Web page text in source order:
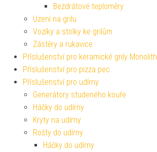
Bezdrátové teploměry
Uzení na grilu
Vozíky a stolky ke grilům
Zástěry a rukavice
Příslušenství pro keramické grily Monolith
Příslušenství pro pizza pec
Příslušenství pro udírny
Generátory studeného kouře
Háčky do udírny
Kryty na udírny
Rošty do udírny
Háčky do udírny